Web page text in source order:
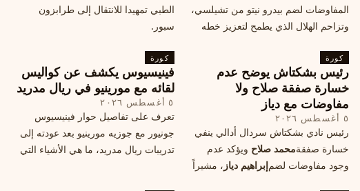
المفاوضات لضم بيدرو نيتو من تشيلسي،
وتزاحم الهلال الذي يطمح لتعزيز خطه
الطبي تمهيدا للانتقال إلى طرابزون
سبور.
كورة
رئيس بشكتاش يوضح عدم
خسارة صفقة صلاح ولا
مفاوضات مع دياز
٥ أغسطس ٢٠٢٦
رئيس نادي بشكتاش سردال أدالي ينفي
خسارة صفقةمحمد صلاح ويؤكد عدم
وجود مفاوضات لضمإبراهيم دياز ، مشيراً
كورة
فينيسيوس يكشف عن كواليس
لقائه مع مورينيو في ريال مدريد
٥ أغسطس ٢٠٢٦
تعرف على تفاصيل حوار فينيسيوس
جونيور مع جوزيه مورينيو بعد عودته إلى
تدريبات ريال مدريد، ما هي الأشياء التي